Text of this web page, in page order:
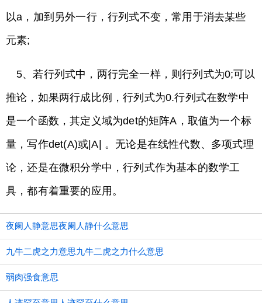
以a，加到另外一行，行列式不变，常用于消去某些
元素;
5、若行列式中，两行完全一样，则行列式为0;可以
推论，如果两行成比例，行列式为0.行列式在数学中
是一个函数，其定义域为det的矩阵A，取值为一个标
量，写作det(A)或|A| 。无论是在线性代数、多项式理
论，还是在微积分学中，行列式作为基本的数学工
具，都有着重要的应用。
夜阑人静意思夜阑人静什么意思
九牛二虎之力意思九牛二虎之力什么意思
弱肉强食意思